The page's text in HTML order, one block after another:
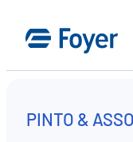
content
PINTO &